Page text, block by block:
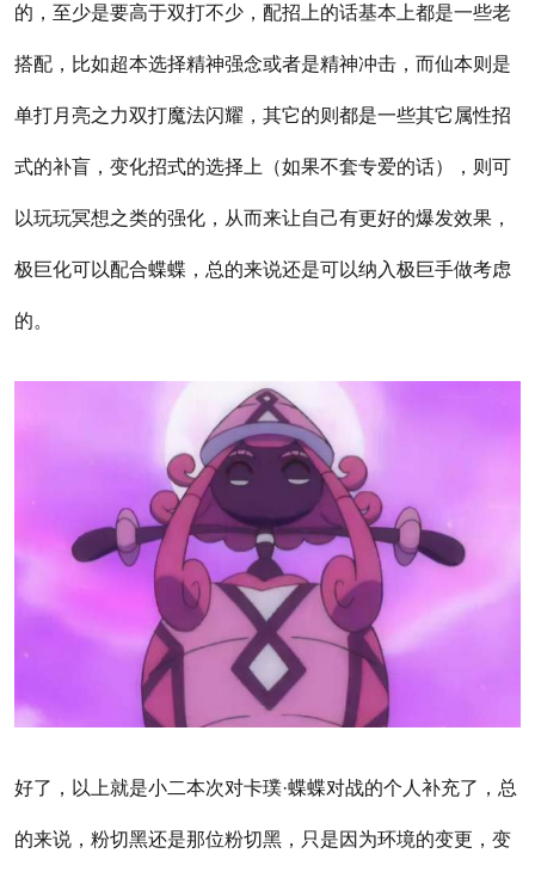
的，至少是要高于双打不少，配招上的话基本上都是一些老
搭配，比如超本选择精神强念或者是精神冲击，而仙本则是
单打月亮之力双打魔法闪耀，其它的则都是一些其它属性招
式的补盲，变化招式的选择上（如果不套专爱的话），则可
以玩玩冥想之类的强化，从而来让自己有更好的爆发效果，
极巨化可以配合蝶蝶，总的来说还是可以纳入极巨手做考虑
的。
好了，以上就是小二本次对卡璞·蝶蝶对战的个人补充了，总
的来说，粉切黑还是那位粉切黑，只是因为环境的变更，变